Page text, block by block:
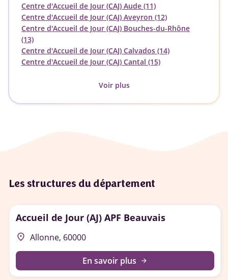
Centre d'Accueil de Jour (CAJ) Aude (11)
Centre d'Accueil de Jour (CAJ) Aveyron (12)
Centre d'Accueil de Jour (CAJ) Bouches-du-Rhône
(13)
Centre d'Accueil de Jour (CAJ) Calvados (14)
Centre d'Accueil de Jour (CAJ) Cantal (15)
Voir plus
Les structures du département
Accueil de Jour (AJ) APF Beauvais
place Allonne, 60000
En savoir plus arrow_forward